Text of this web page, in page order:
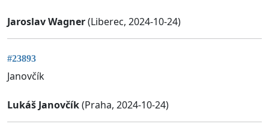
Jaroslav Wagner(Liberec, 2024-10-24)
#23893
Janovčík
Lukáš Janovčík(Praha, 2024-10-24)